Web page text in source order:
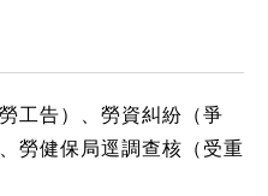
工告）、勞資糾紛（爭
勞健保局逕調查核（受重